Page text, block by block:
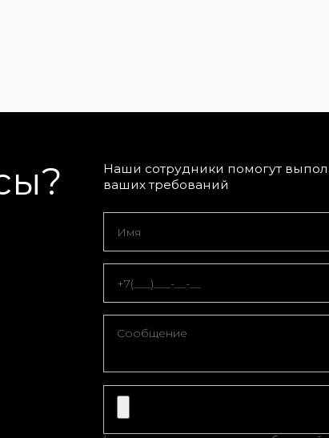
Наши сотрудники помогут
ваших требований